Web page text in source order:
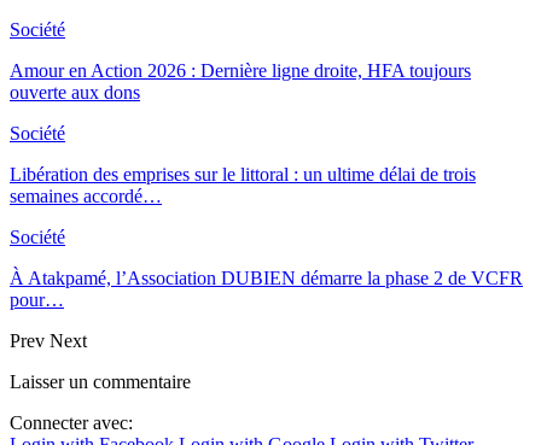
Société
Amour en Action 2026 : Dernière ligne droite, HFA toujours
ouverte aux dons
Société
Libération des emprises sur le littoral : un ultime délai de trois
semaines accordé…
Société
À Atakpamé, l’Association DUBIEN démarre la phase 2 de VCFR
pour…
Prev Next
Laisser un commentaire
Connecter avec: